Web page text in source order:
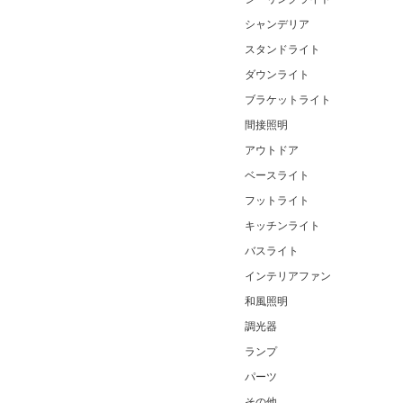
シャンデリア
スタンドライト
ダウンライト
ブラケットライト
間接照明
アウトドア
ベースライト
フットライト
キッチンライト
バスライト
インテリアファン
和風照明
調光器
ランプ
パーツ